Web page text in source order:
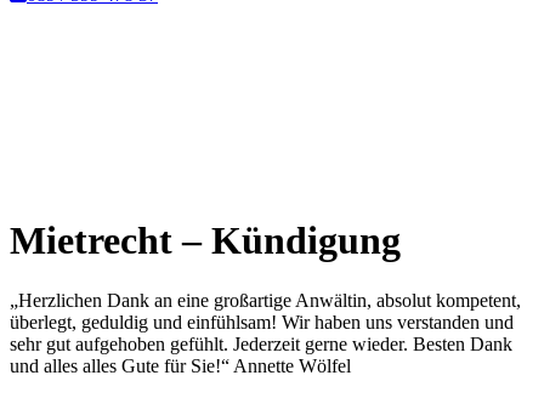
Mietrecht – Kündigung
„Herzlichen Dank an eine großartige Anwältin, absolut kompetent,
überlegt, geduldig und einfühlsam! Wir haben uns verstanden und
sehr gut aufgehoben gefühlt. Jederzeit gerne wieder. Besten Dank
und alles alles Gute für Sie!“ Annette Wölfel